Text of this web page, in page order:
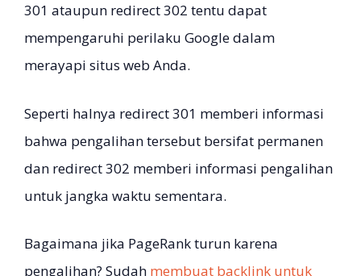
301 ataupun redirect 302 tentu dapat
mempengaruhi perilaku Google dalam
merayapi situs web Anda.
Seperti halnya redirect 301 memberi informasi
bahwa pengalihan tersebut bersifat permanen
dan redirect 302 memberi informasi pengalihan
untuk jangka waktu sementara.
Bagaimana jika PageRank turun karena
pengalihan? Sudah membuat backlink untuk